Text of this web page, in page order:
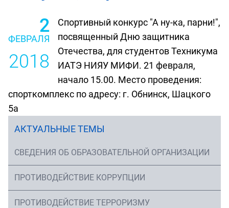
2
ФЕВРАЛЯ
2018
Спортивный конкурс "А ну-ка, парни!",
посвященный Дню защитника
Отечества, для студентов Техникума
ИАТЭ НИЯУ МИФИ. 21 февраля,
начало 15.00. Место проведения:
спорткомплекс по адресу: г. Обнинск, Шацкого
5а
АКТУАЛЬНЫЕ ТЕМЫ
СВЕДЕНИЯ ОБ ОБРАЗОВАТЕЛЬНОЙ ОРГАНИЗАЦИИ
ПРОТИВОДЕЙСТВИЕ КОРРУПЦИИ
ПРОТИВОДЕЙСТВИЕ ТЕРРОРИЗМУ